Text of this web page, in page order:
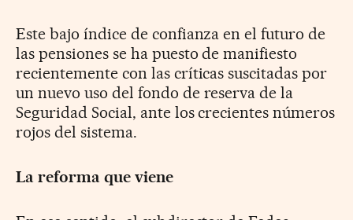
Este bajo índice de confianza en el futuro de
las pensiones se ha puesto de manifiesto
recientemente con las críticas suscitadas por
un nuevo uso del fondo de reserva de la
Seguridad Social, ante los crecientes números
rojos del sistema.
La reforma que viene